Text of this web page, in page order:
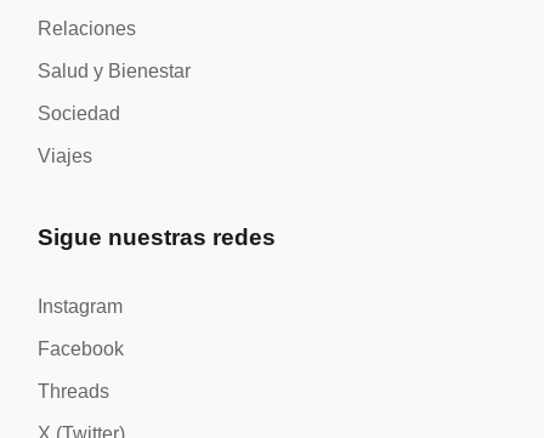
Relaciones
Salud y Bienestar
Sociedad
Viajes
Sigue nuestras redes
Instagram
Facebook
Threads